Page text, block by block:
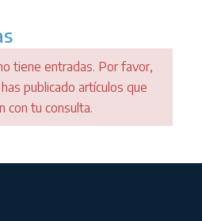
tiene entradas. Por favor,
publicado artículos que
con tu consulta.